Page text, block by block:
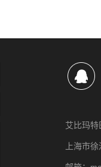
艾比玛特
上海市